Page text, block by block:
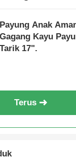
Payung Anak
Gagang Kayu
Tarik 17".
Terus